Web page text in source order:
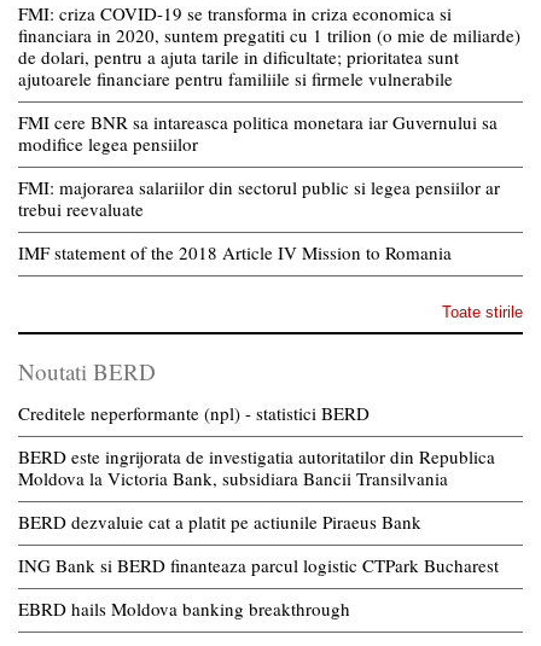
FMI: criza COVID-19 se transforma in criza economica si
financiara in 2020, suntem pregatiti cu 1 trilion (o mie de miliarde)
de dolari, pentru a ajuta tarile in dificultate; prioritatea sunt
ajutoarele financiare pentru familiile si firmele vulnerabile
FMI cere BNR sa intareasca politica monetara iar Guvernului sa
modifice legea pensiilor
FMI: majorarea salariilor din sectorul public si legea pensiilor ar
trebui reevaluate
IMF statement of the 2018 Article IV Mission to Romania
Toate stirile
Noutati BERD
Creditele neperformante (npl) - statistici BERD
BERD este ingrijorata de investigatia autoritatilor din Republica
Moldova la Victoria Bank, subsidiara Bancii Transilvania
BERD dezvaluie cat a platit pe actiunile Piraeus Bank
ING Bank si BERD finanteaza parcul logistic CTPark Bucharest
EBRD hails Moldova banking breakthrough